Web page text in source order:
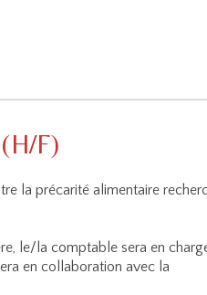
F)
la précarité alimentaire
le/la comptable sera en
en collaboration avec la